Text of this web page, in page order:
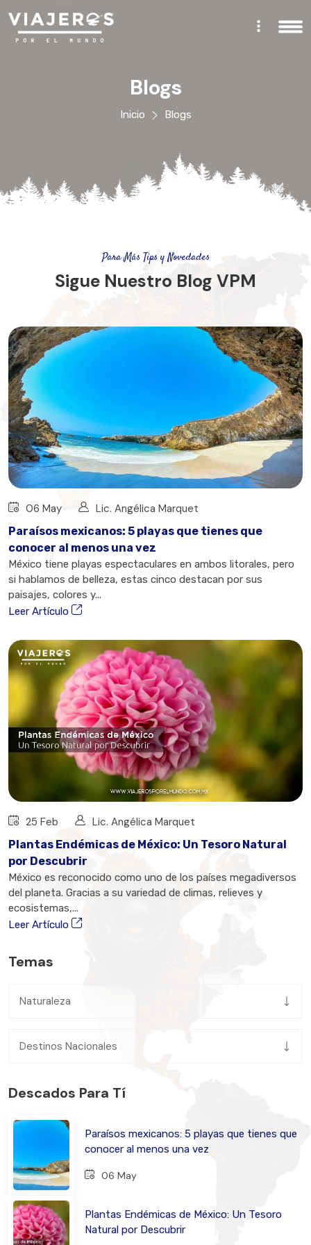
Blogs
Inicio Blogs
Para Más Tips y Novedades
Sigue Nuestro Blog VPM
06 May Lic. Angélica Marquet
Paraísos mexicanos: 5 playas que tienes que
conocer al menos una vez
México tiene playas espectaculares en ambos litorales, pero
si hablamos de belleza, estas cinco destacan por sus
paisajes, colores y...
Leer Artículo
25 Feb Lic. Angélica Marquet
Plantas Endémicas de México: Un Tesoro Natural
por Descubrir
México es reconocido como uno de los países megadiversos
del planeta. Gracias a su variedad de climas, relieves y
ecosistemas,...
Leer Artículo
Temas
Naturaleza
Destinos Nacionales
Descados Para Tí
Paraísos mexicanos: 5 playas que tienes que
conocer al menos una vez
06 May
Plantas Endémicas de México: Un Tesoro
Natural por Descubrir